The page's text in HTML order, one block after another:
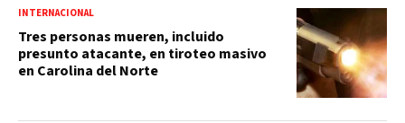
INTERNACIONAL
Tres personas mueren, incluido
presunto atacante, en tiroteo masivo
en Carolina del Norte